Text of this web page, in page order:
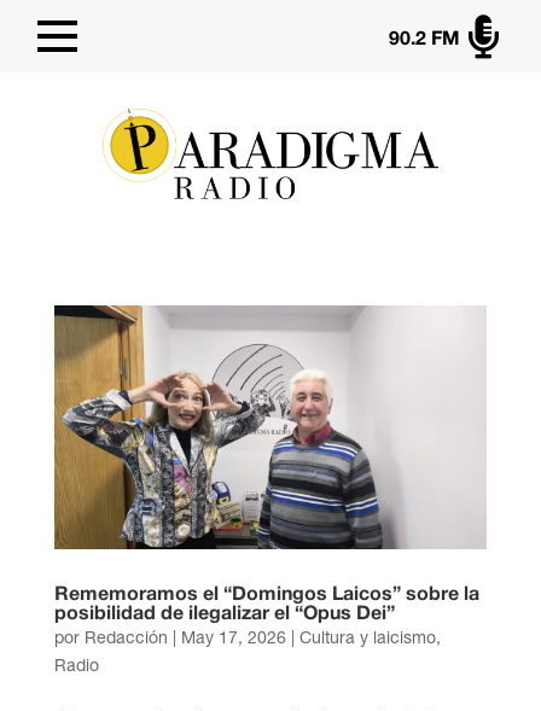

90.2 FM
Rememoramos el “Domingos Laicos” sobre la
posibilidad de ilegalizar el “Opus Dei”
por Redacción May 17, 2026| Cultura y laicismo,
Radio